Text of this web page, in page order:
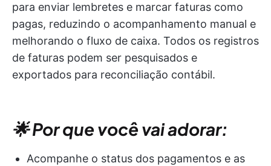
para enviar lembretes e marcar faturas como
pagas, reduzindo o acompanhamento manual e
melhorando o fluxo de caixa. Todos os registros
de faturas podem ser pesquisados e
exportados para reconciliação contábil.
🌟 Por que você vai adorar:
Acompanhe o status dos pagamentos e as